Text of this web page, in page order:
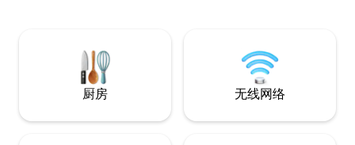
厨房 无线网络